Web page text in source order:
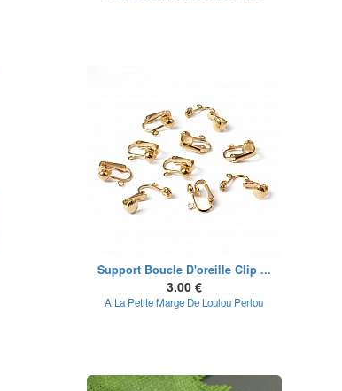
Support Boucle D'oreille Clip ...
3.00 €
A La Petite Marge De Loulou Perlou